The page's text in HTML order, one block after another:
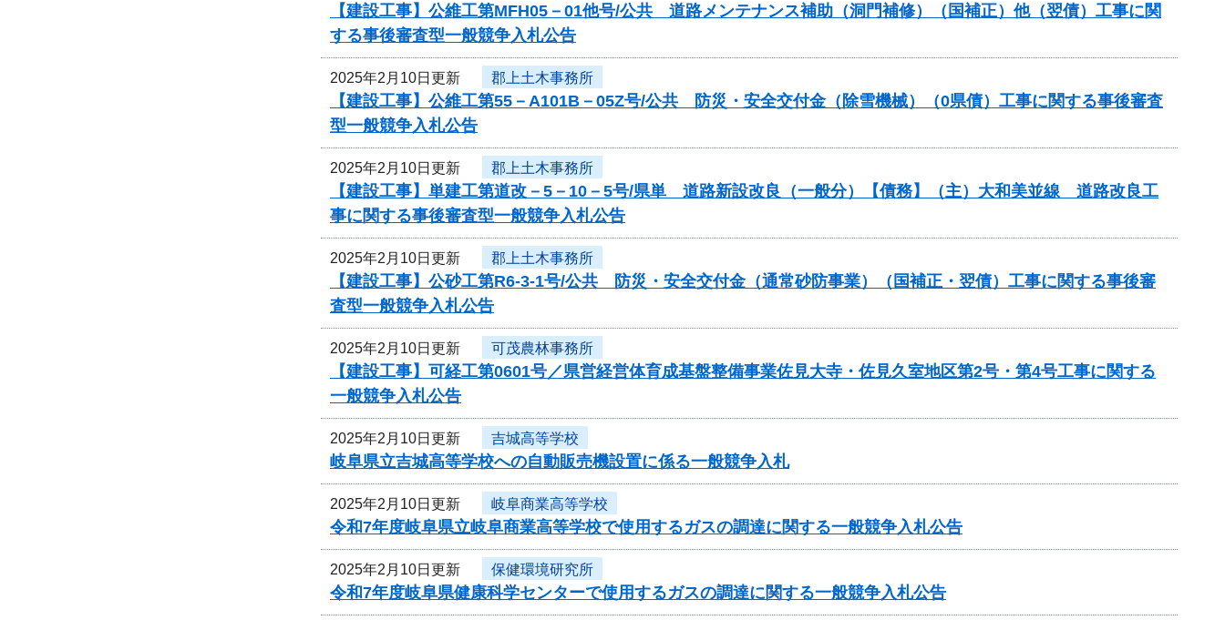
【建設工事】公維工第MFH05－01他号/公共 道路メンテナンス補助（洞門補修）（国補正）他（翌債）工事に関
する事後審査型一般競争入札公告
2025年2月10日更新 郡上土木事務所
【建設工事】公維工第55－A101B－05Z号/公共 防災・安全交付金（除雪機械）（0県債）工事に関する事後審査
型一般競争入札公告
2025年2月10日更新 郡上土木事務所
【建設工事】単建工第道改－5－10－5号/県単 道路新設改良（一般分）【債務】（主）大和美並線 道路改良工
事に関する事後審査型一般競争入札公告
2025年2月10日更新 郡上土木事務所
【建設工事】公砂工第R6-3-1号/公共 防災・安全交付金（通常砂防事業）（国補正・翌債）工事に関する事後審
査型一般競争入札公告
2025年2月10日更新 可茂農林事務所
【建設工事】可経工第0601号／県営経営体育成基盤整備事業佐見大寺・佐見久室地区第2号・第4号工事に関する
一般競争入札公告
2025年2月10日更新 吉城高等学校
岐阜県立吉城高等学校への自動販売機設置に係る一般競争入札
2025年2月10日更新 岐阜商業高等学校
令和7年度岐阜県立岐阜商業高等学校で使用するガスの調達に関する一般競争入札公告
2025年2月10日更新 保健環境研究所
令和7年度岐阜県健康科学センターで使用するガスの調達に関する一般競争入札公告